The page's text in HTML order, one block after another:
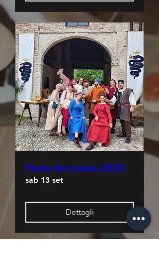
Festa del paese 2025
sab 13 set
Dettagli